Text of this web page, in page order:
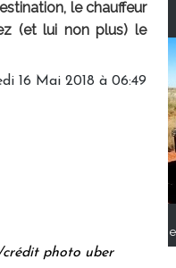
le chauffeur
(et lui non plus) le
16 Mai 2018 à 06:49
crédit photo uber